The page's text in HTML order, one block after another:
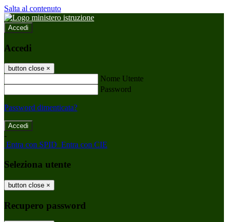
Salta al contenuto
Accedi
Accedi
button close ×
Nome Utente
Password
Password dimenticata?
-
Entra con SPID Entra con CIE
Seleziona utente
button close ×
Recupero password